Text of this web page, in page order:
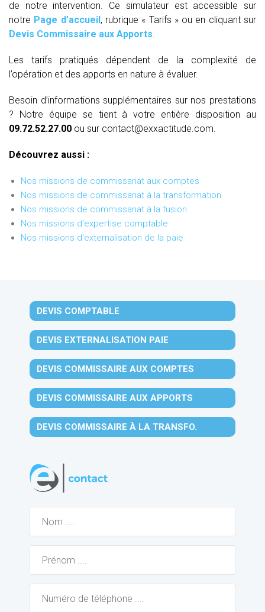
de notre intervention. Ce simulateur est accessible sur
notre Page d’accueil, rubrique « Tarifs » ou en cliquant sur
Devis Commissaire aux Apports.
Les tarifs pratiqués dépendent de la complexité de
l’opération et des apports en nature à évaluer.
Besoin d’informations supplémentaires sur nos prestations
? Notre équipe se tient à votre entière disposition au
09.72.52.27.00 ou sur contact@exxactitude.com.
Découvrez aussi :
Nos missions de commissariat aux comptes
Nos missions de commissariat à la transformation
Nos missions de commissariat à la fusion
Nos missions d'expertise comptable
Nos missions d'externalisation de la paie
DEVIS COMPTABLE
DEVIS EXTERNALISATION PAIE
DEVIS COMMISSAIRE AUX COMPTES
DEVIS COMMISSAIRE AUX APPORTS
DEVIS COMMISSAIRE À LA TRANSFO.